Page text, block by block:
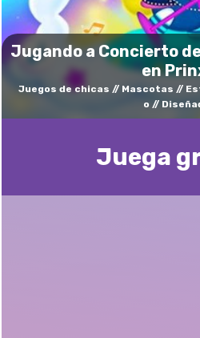
Jugando a Concierto
en
Juegos de chicas Mascotas
o
Juega